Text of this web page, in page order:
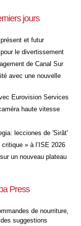
jours
et futur
le divertissement
de Canal Sur
avec une nouvelle
Eurovision Services
haute vitesse
lecciones de 'Sirât'
» à l’ISE 2026
un nouveau plateau
Press
de nourriture,
suggestions